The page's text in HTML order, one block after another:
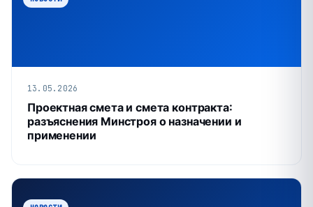
13.05.2026
Проектная смета и смета контракта:
разъяснения Минстроя о назначении и
применении